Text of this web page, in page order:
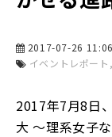
2017-07-26 11:06
イベントレポート
2017年7月8日
大 ～理系女子